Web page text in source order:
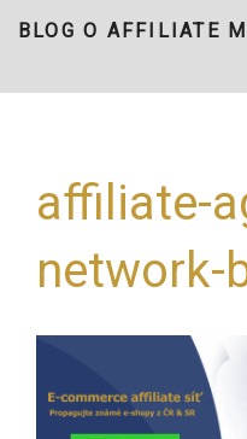
BLOG O AFFILIATE
affiliate-
network-